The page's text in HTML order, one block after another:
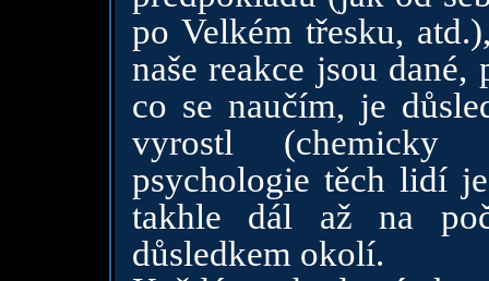
po Velkém třesku,
naše reakce jsou
co se naučím, je
vyrostl (chemicky
psychologie těch lidí
takhle dál až na
důsledkem okolí.